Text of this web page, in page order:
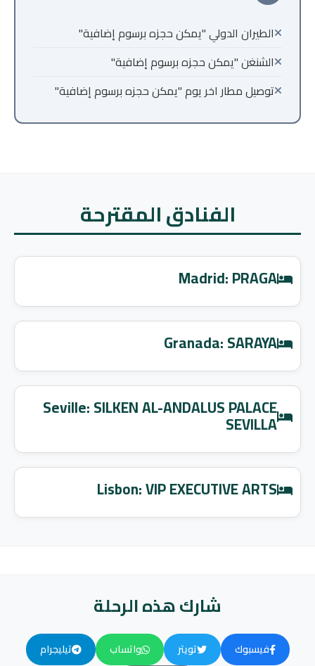
الطيران الدولي "يمكن حجزه برسوم إضافية"
الشنغن "يمكن حجزه برسوم إضافية"
توصيل مطار اخر يوم "يمكن حجزه برسوم إضافية"
الفنادق المقترحة
Madrid: PRAGA
Granada: SARAYA
Seville: SILKEN AL-ANDALUS PALACE
SEVILLA
Lisbon: VIP EXECUTIVE ARTS
شارك هذه الرحلة
فيسبوك تويتر واتساب
تيليجرام